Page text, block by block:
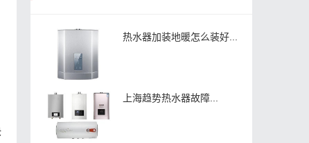
热水器加装地暖怎么装好...
上海趋势热水器故障...